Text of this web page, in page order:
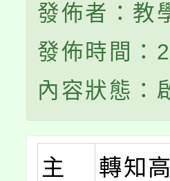
發佈者：教
發佈時間：
內容狀態：
主
轉知